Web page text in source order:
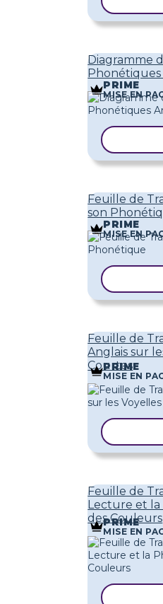
Diagramme
Phonétiques
PRIME
MISE EN
Feuille de
son
PRIME
MISE EN
Feuille de
Anglais sur
Courtes
PRIME
MISE EN
Feuille de
Lecture et
des Couleurs
PRIME
MISE EN